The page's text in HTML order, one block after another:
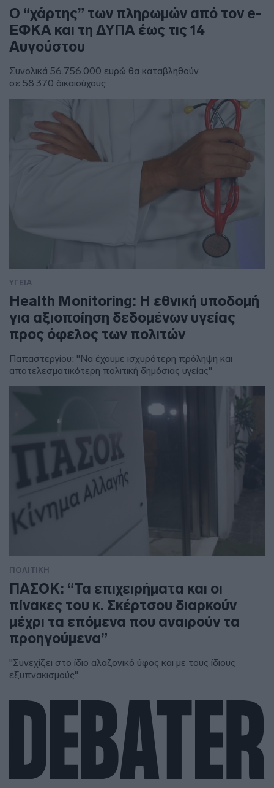
Ο “χάρτης” των πληρωμών από τον e-
ΕΦΚΑ και τη ΔΥΠΑ έως τις 14
Αυγούστου
Συνολικά 56.756.000 ευρώ θα καταβληθούν
σε 58.370 δικαιούχους
ΥΓΕΙΑ
Health Monitoring: Η εθνική υποδομή
για αξιοποίηση δεδομένων υγείας
προς όφελος των πολιτών
Παπαστεργίου: "Να έχουμε ισχυρότερη πρόληψη και
αποτελεσματικότερη πολιτική δημόσιας υγείας"
ΠΟΛΙΤΙΚΗ
ΠΑΣΟΚ: “Τα επιχειρήματα και οι
πίνακες του κ. Σκέρτσου διαρκούν
μέχρι τα επόμενα που αναιρούν τα
προηγούμενα”
"Συνεχίζει στο ίδιο αλαζονικό ύφος και με τους ίδιους
εξυπνακισμούς"